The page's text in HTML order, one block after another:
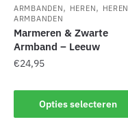
ARMBANDEN, HEREN, HEREN
ARMBANDEN
Marmeren & Zwarte
Armband – Leeuw
€24,95
Opties selecteren
Dit
product